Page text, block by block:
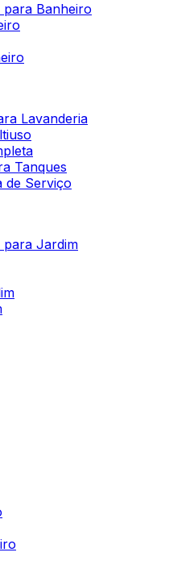
Banheiro
Lavanderia
Tanques
de Serviço
para Jardim